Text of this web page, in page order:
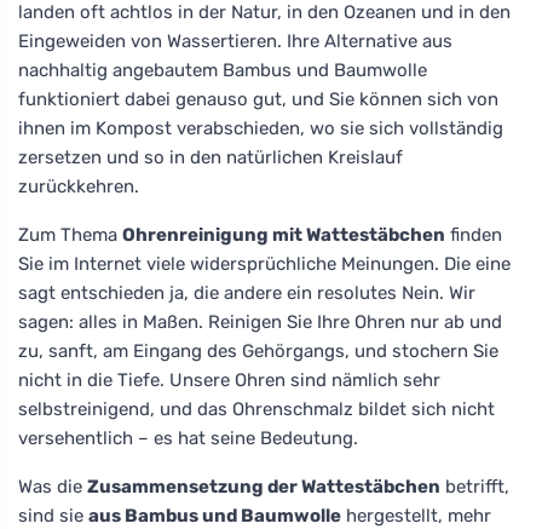
landen oft achtlos in der Natur, in den Ozeanen und in den
Eingeweiden von Wassertieren. Ihre Alternative aus
nachhaltig angebautem Bambus und Baumwolle
funktioniert dabei genauso gut, und Sie können sich von
ihnen im Kompost verabschieden, wo sie sich vollständig
zersetzen und so in den natürlichen Kreislauf
zurückkehren.
Zum Thema Ohrenreinigung mit Wattestäbchen finden
Sie im Internet viele widersprüchliche Meinungen. Die eine
sagt entschieden ja, die andere ein resolutes Nein. Wir
sagen: alles in Maßen. Reinigen Sie Ihre Ohren nur ab und
zu, sanft, am Eingang des Gehörgangs, und stochern Sie
nicht in die Tiefe. Unsere Ohren sind nämlich sehr
selbstreinigend, und das Ohrenschmalz bildet sich nicht
versehentlich – es hat seine Bedeutung.
Was die Zusammensetzung der Wattestäbchen betrifft,
sind sie aus Bambus und Baumwolle hergestellt, mehr